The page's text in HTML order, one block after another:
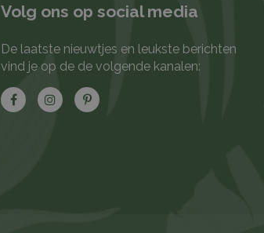
Volg ons op social media
De laatste nieuwtjes en leukste berichten
vind je op de de volgende kanalen: